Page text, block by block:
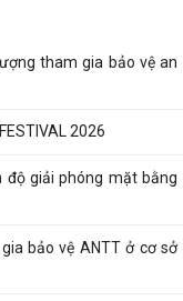
tham gia bảo vệ an
2026
độ giải phóng mặt bằng
bảo vệ ANTT ở cơ sở